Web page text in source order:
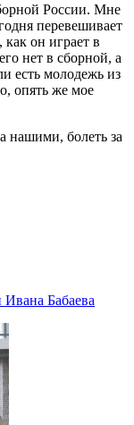
России. Мне
перевешивает
он играет в
нет в сборной, а
есть молодежь из
опять же мое
нашими, болеть за
Бабаева